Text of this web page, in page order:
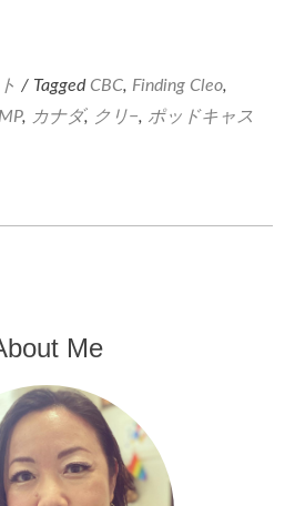
/ TaggedCBC, Finding Cleo,
, カナダ, クリ−, ポッドキャス
Me